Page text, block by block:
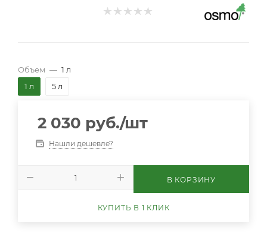
Объем — 1 л
1 л
5 л
2 030 руб./шт
Нашли дешевле?
В КОРЗИНУ
КУПИТЬ В 1 КЛИК